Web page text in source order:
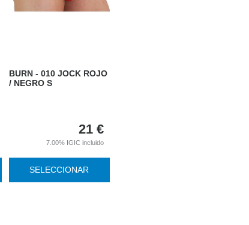
BURN - 010 JOCK ROJO
/ NEGRO S
21 €
7.00% IGIC incluido
SELECCIONAR